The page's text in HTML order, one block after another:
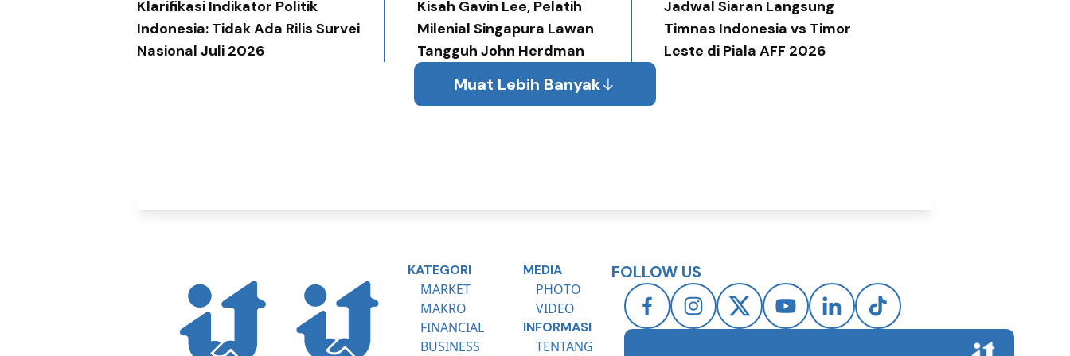
Diperlukan
Klarifikasi Indikator Politik
Indonesia: Tidak Ada Rilis Survei
Nasional Juli 2026
Kisah Gavin Lee, Pelatih
Milenial Singapura Lawan
Tangguh John Herdman
Jadwal Siaran Langsung
Timnas Indonesia vs Timor
Leste di Piala AFF 2026
Muat Lebih Banyak
KATEGORI
MARKET
MAKRO
FINANCIAL
BUSINESS
MEDIA
PHOTO
VIDEO
INFORMASI
TENTANG
FOLLOW US